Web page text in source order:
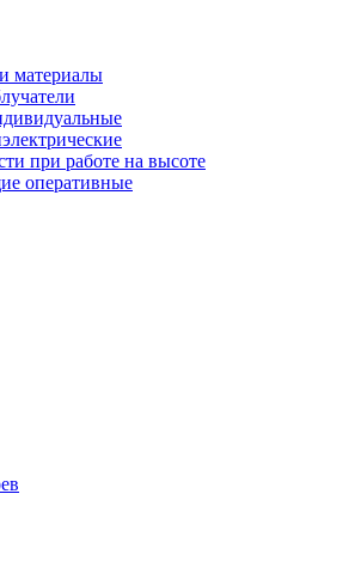
материалы
при работе на высоте
оперативные